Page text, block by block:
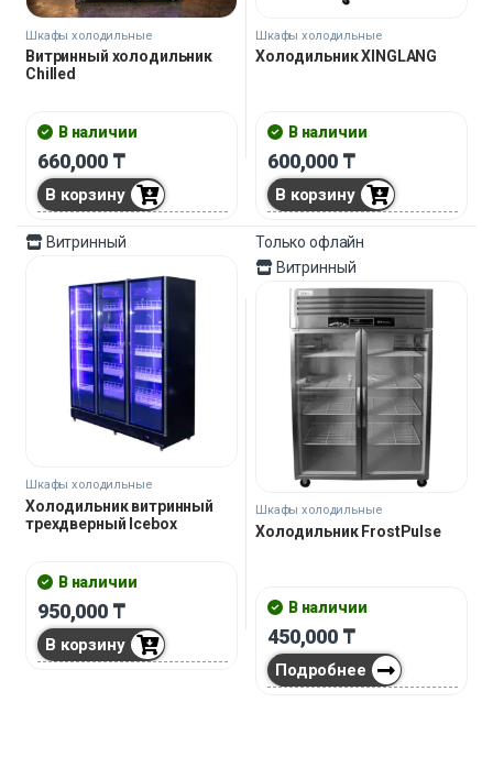
Шкафы холодильные
Витринный холодильник
Chilled
В наличии
660,000 ₸
В корзину
Шкафы холодильные
Холодильник XINGLANG
В наличии
600,000 ₸
В корзину
Витринный
Шкафы холодильные
Холодильник витринный
трехдверный Icebox
В наличии
950,000 ₸
В корзину
Только офлайн
Витринный
Шкафы холодильные
Холодильник FrostPulse
В наличии
450,000 ₸
Подробнее